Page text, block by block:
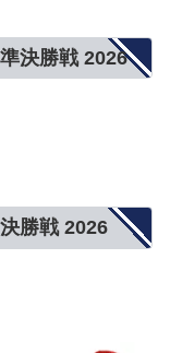
決勝戦 2026
勝戦 2026